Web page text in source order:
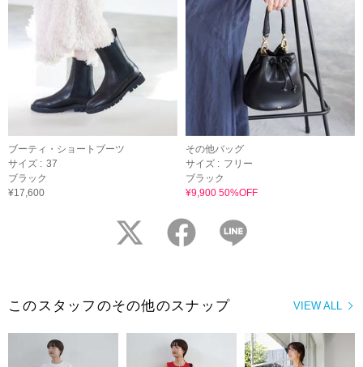
ブーティ・ショートブーツ
サイズ : 37
ブラック
¥17,600
その他バッグ
サイズ : フリー
ブラック
¥9,900 50%OFF
twitter facebook
VIEW ALL
このスタッフのその他のスナップ